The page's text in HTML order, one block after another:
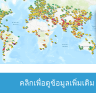
คลิกเพื่อดูข้อมูลเพิ่มเติม